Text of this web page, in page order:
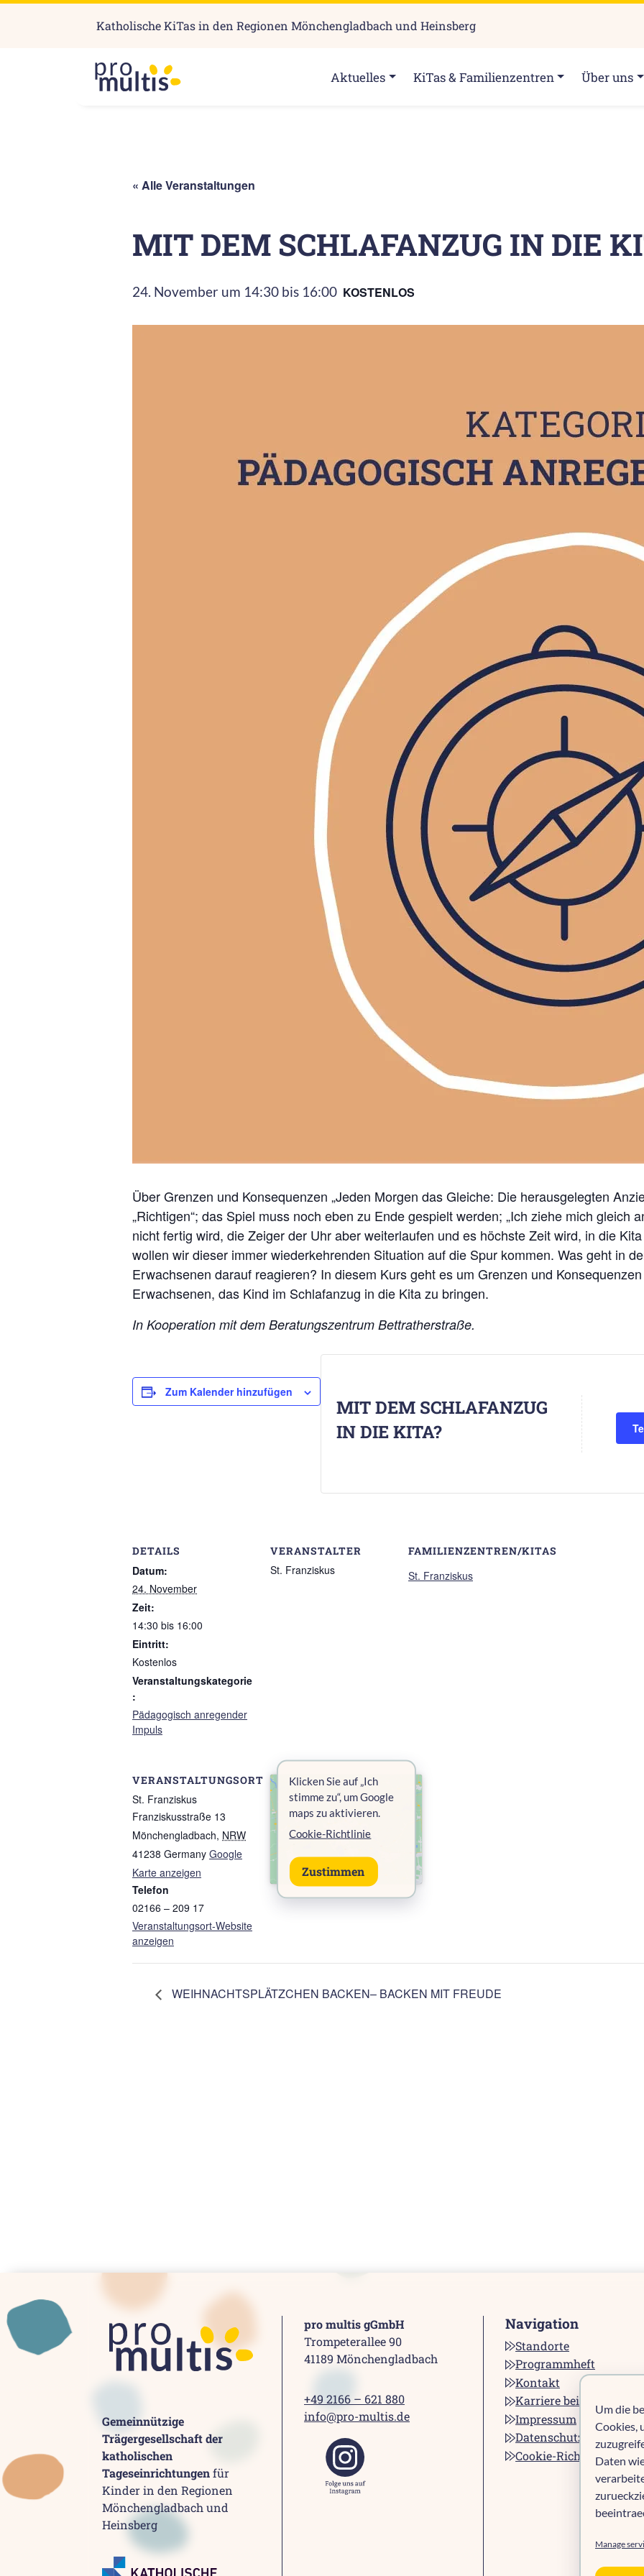
Um die
Cookies,
Daten
Manage
Katholische KiTas in den Regionen Mönchengladbach und Heinsberg
Aktuelles KiTas & Familienzentren Über uns
« Alle Veranstaltungen
MIT DEM SCHLAFANZUG IN DIE
24. November um 14:30 bis 16:00 KOSTENLOS
Über Grenzen und Konsequenzen „Jeden Morgen das Gleiche: Die herausgelegten
„Richtigen“; das Spiel muss noch eben zu Ende gespielt werden; „Ich ziehe mich gleich
nicht fertig wird, die Zeiger der Uhr aber weiterlaufen und es höchste Zeit wird, in die
wollen wir dieser immer wiederkehrenden Situation auf die Spur kommen. Was geht in
Erwachsenen darauf reagieren? In diesem Kurs geht es um Grenzen und
Erwachsenen, das Kind im Schlafanzug in die Kita zu bringen.
In Kooperation mit dem Beratungszentrum Bettratherstraße.
Zum Kalender hinzufügen
DETAILS
Datum:
24. November
Zeit:
14:30 bis 16:00
Eintritt:
Kostenlos
Veranstaltungskategorie
:
Pädagogisch anregender
Impuls
VERANSTALTER
St. Franziskus
FAMILIENZENTREN/KITAS
St. Franziskus
VERANSTALTUNGSORT
St. Franziskus
Franziskusstraße 13
Mönchengladbach, NRW
41238 Germany Google
Karte anzeigen
Telefon
02166 – 209 17
Veranstaltungsort-Website
anzeigen
Klicken Sie auf „Ich
stimme zu“, um Google
maps zu aktivieren.
Cookie-Richtlinie
Zustimmen
MIT DEM SCHLAFANZUG
IN DIE KITA?
WEIHNACHTSPLÄTZCHEN BACKEN– BACKEN MIT FREUDE
Gemeinnützige
Trägergesellschaft der
katholischen
Tageseinrichtungenfür
Kinder in den Regionen
Mönchengladbach und
Heinsberg
pro multis gGmbH
Trompeterallee 90
41189 Mönchengladbach
+49 2166 – 621 880
info@pro-multis.de
Navigation
Standorte
Programmheft
Kontakt
Karriere bei pro multis
Impressum
Datenschutz
Cookie-Richtlinie (EU)